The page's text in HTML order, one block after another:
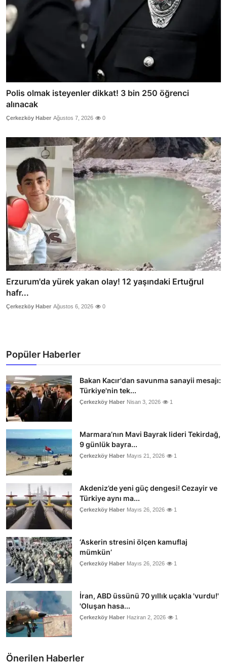
Polis olmak isteyenler dikkat! 3 bin 250 öğrenci
alınacak
Çerkezköy Haber Ağustos 7, 2026 0
Erzurum'da yürek yakan olay! 12 yaşındaki Ertuğrul
hafr...
Çerkezköy Haber Ağustos 6, 2026 0
Popüler Haberler
Bakan Kacır'dan savunma sanayii mesajı:
Türkiye'nin tek...
Çerkezköy Haber Nisan 3, 2026 1
Marmara’nın Mavi Bayrak lideri Tekirdağ,
9 günlük bayra...
Çerkezköy Haber Mayıs 21, 2026 1
Akdeniz’de yeni güç dengesi! Cezayir ve
Türkiye aynı ma...
Çerkezköy Haber Mayıs 26, 2026 1
‘Askerin stresini ölçen kamuflaj
mümkün’
Çerkezköy Haber Mayıs 26, 2026 1
İran, ABD üssünü 70 yıllık uçakla 'vurdu!'
'Oluşan hasa...
Çerkezköy Haber Haziran 2, 2026 1
Önerilen Haberler